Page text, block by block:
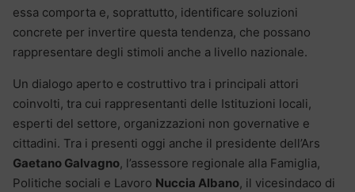
essa comporta e, soprattutto, identificare soluzioni
concrete per invertire questa tendenza, che possano
rappresentare degli stimoli anche a livello nazionale.
Un dialogo aperto e costruttivo tra i principali attori
coinvolti, tra cui rappresentanti delle Istituzioni locali,
esperti del settore, organizzazioni non governative e
cittadini. Tra i presenti oggi anche il presidente dell’Ars
Gaetano Galvagno, l’assessore regionale alla Famiglia,
Politiche sociali e Lavoro Nuccia Albano, il vicesindaco di